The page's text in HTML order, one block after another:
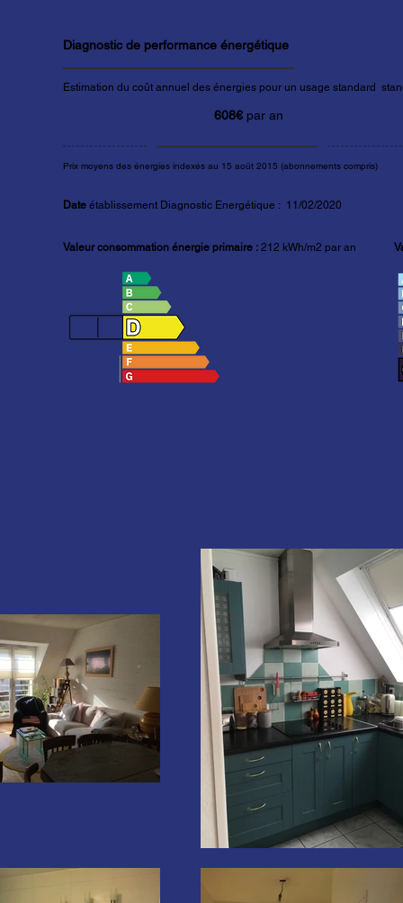
Diagnostic de performance énergétique
Estimation du coût annuel des énergies pour un usage standard
608€ par an
Prix moyens des énergies indexés au 15 août 2015 (abonnements compris)
Date établissement Diagnostic Energétique : 11/02/2020
Valeur consommation énergie primaire : 212 kWh/m2 par an